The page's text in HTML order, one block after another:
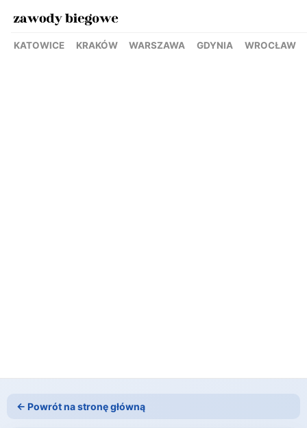
KATOWICE KRAKÓW WARSZAWA GDYNIA WROCŁAW
← Powrót na stronę główną